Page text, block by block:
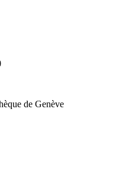
de Genève